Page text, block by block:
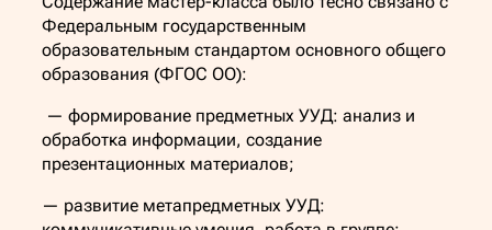
Федеральным государственным
образовательным стандартом основного общего
образования (ФГОС ОО):
— формирование предметных УУД: анализ и
обработка информации, создание
презентационных материалов;
— развитие метапредметных УУД: